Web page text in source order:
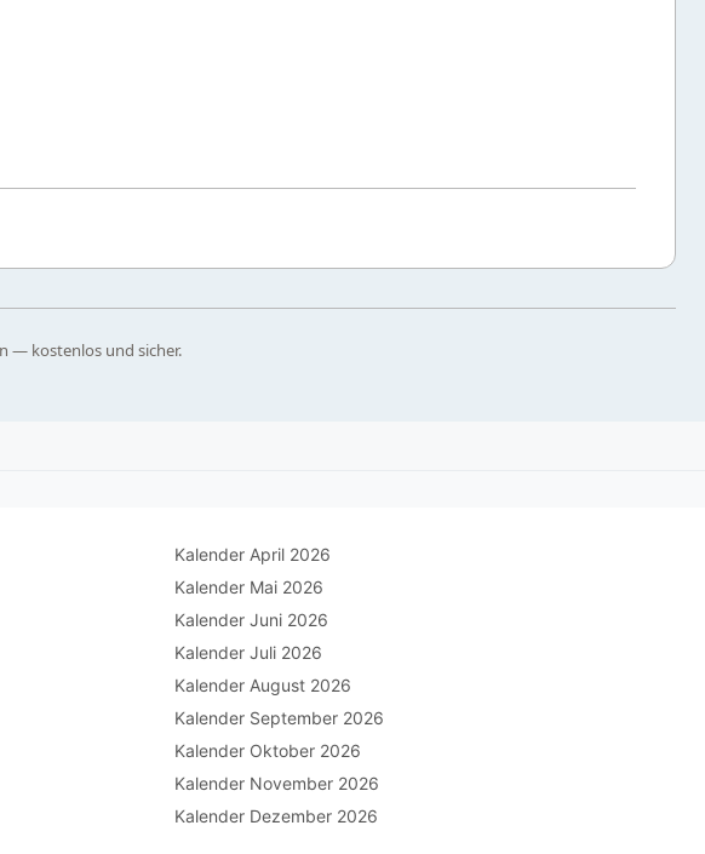
— kostenlos und sicher.
Kalender April 2026
Kalender Mai 2026
Kalender Juni 2026
Kalender Juli 2026
Kalender August 2026
Kalender September 2026
Kalender Oktober 2026
Kalender November 2026
Kalender Dezember 2026